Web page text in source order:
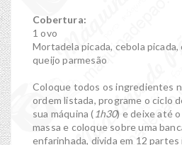
Cobertura:
1 ovo
Mortadela picada, cebola
queijo parmesão
Coloque todos os ingredientes
ordem listada, programe o ciclo
sua máquina ( 1h30) e deixe até
massa e coloque sobre uma
enfarinhada, divida em 12 partes